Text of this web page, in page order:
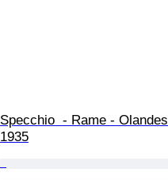
Specchio  - Rame -
1935